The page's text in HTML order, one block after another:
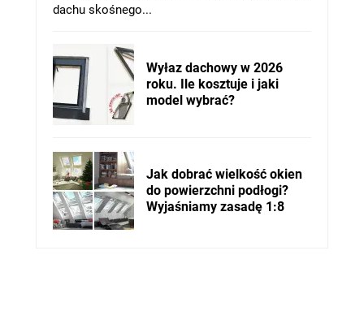
dachu skośnego...
Wyłaz dachowy w 2026
roku. Ile kosztuje i jaki
model wybrać?
Jak dobrać wielkość okien
do powierzchni podłogi?
Wyjaśniamy zasadę 1:8